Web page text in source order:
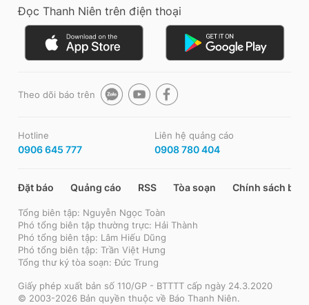
Đọc Thanh Niên trên điện thoại
Theo dõi báo trên
Hotline
0906 645 777
Liên hệ quảng cáo
0908 780 404
Đặt báo Quảng cáo RSS Tòa soạn Chính sách bảo
Tổng biên tập: Nguyễn Ngọc Toàn
Phó tổng biên tập thường trực: Hải Thành
Phó tổng biên tập: Lâm Hiếu Dũng
Phó tổng biên tập: Trần Việt Hưng
Tổng thư ký tòa soạn: Đức Trung
Giấy phép xuất bản số 110/GP - BTTTT cấp ngày 24.3.2020
© 2003-2026 Bản quyền thuộc về Báo Thanh Niên.